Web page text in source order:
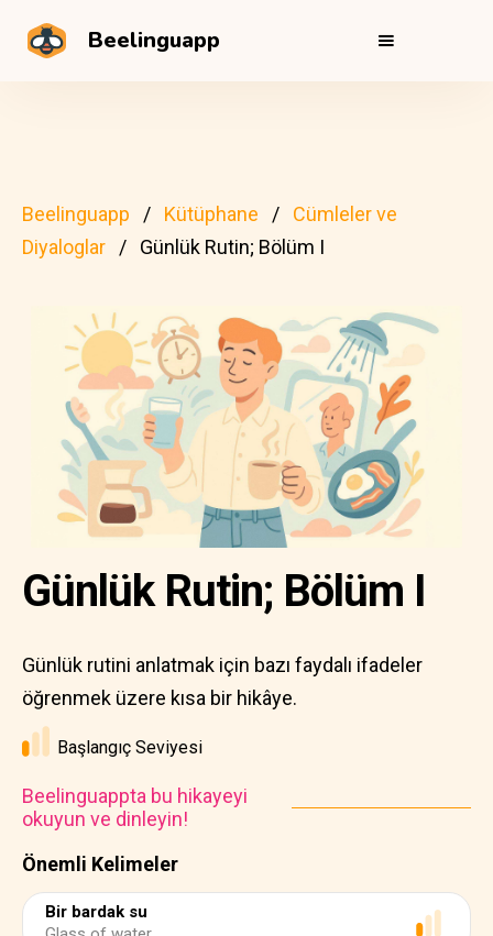
Beelinguapp
Beelinguapp Kütüphane
Cümleler ve
Diyaloglar
Günlük Rutin; Bölüm I
Önemli Kelimeler
Bir bardak su
Günlük Rutin; Bölüm I
Günlük rutini anlatmak için bazı faydalı ifadeler
öğrenmek üzere kısa bir hikâye.
Başlangıç Seviyesi
Beelinguappta bu hikayeyi
okuyun ve dinleyin!